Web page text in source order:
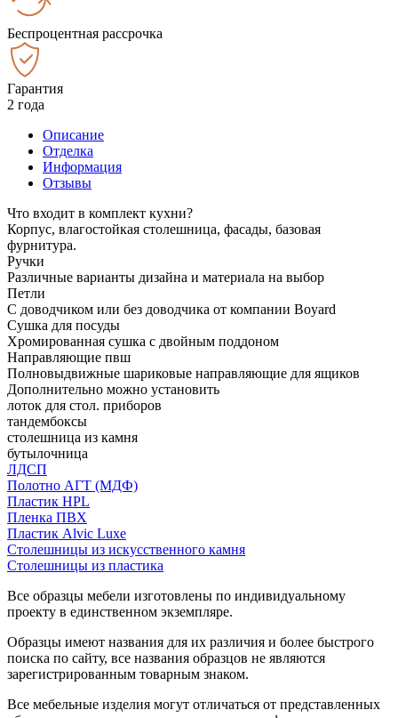
Беспроцентная рассрочка
Гарантия
2 года
Описание
Отделка
Информация
Отзывы
Что входит в комплект кухни?
Корпус, влагостойкая столешница, фасады, базовая
фурнитура.
Ручки
Различные варианты дизайна и материала на выбор
Петли
С доводчиком или без доводчика от компании Boyard
Сушка для посуды
Хромированная сушка с двойным поддоном
Направляющие пвш
Полновыдвижные шариковые направляющие для ящиков
Дополнительно можно установить
лоток для стол. приборов
тандембоксы
столешница из камня
бутылочница
ЛДСП
Полотно АГТ (МДФ)
Пластик HPL
Пленка ПВХ
Пластик Alvic Luxe
Столешницы из искусственного камня
Столешницы из пластика
Все образцы мебели изготовлены по индивидуальному
проекту в единственном экземпляре.
Образцы имеют названия для их различия и более быстрого
поиска по сайту, все названия образцов не являются
зарегистрированным товарным знаком.
Все мебельные изделия могут отличаться от представленных